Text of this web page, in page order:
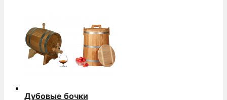
Дубовые бочки